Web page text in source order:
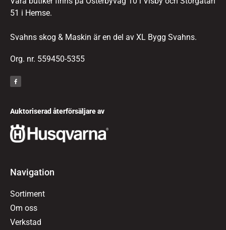
51 i Hemse.
Svahns skog & Maskin är en del av XL Bygg Svahns.
Org. nr. 559450-5355
Auktoriserad återförsäljare av
Navigation
Sortiment
Om oss
Verkstad